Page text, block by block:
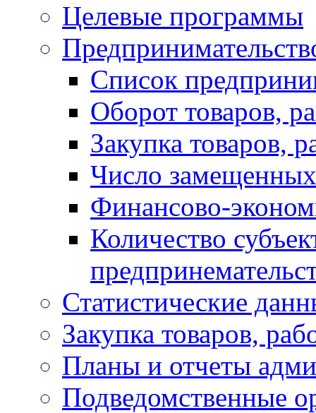
Целевые программы
Список
Оборот товаров,
Закупка товаров,
Число
Финансово-
Количество
Статистические
Закупка товаров,
Планы и отчеты
Подведомственные